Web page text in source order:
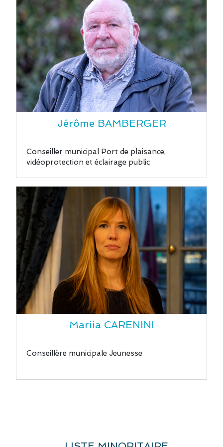
Jérôme BAMBERGER
Conseiller municipal Port de plaisance,
vidéoprotection et éclairage public
Mariia CARENINI
Conseillère municipale Jeunesse